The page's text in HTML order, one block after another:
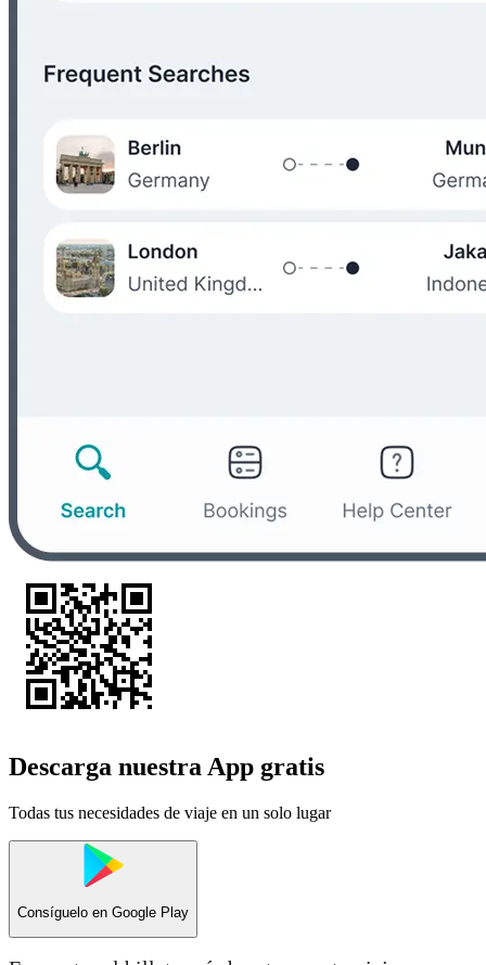
Descarga nuestra App gratis
Todas tus necesidades de viaje en un solo lugar
Consíguelo en Google Play